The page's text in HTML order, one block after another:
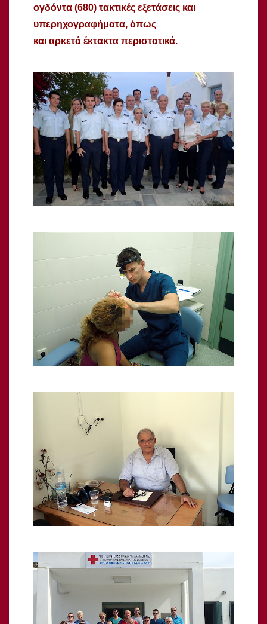
ογδόντα (680) τακτικές εξετάσεις και
υπερηχογραφήματα, όπως
και αρκετά έκτακτα περιστατικά.